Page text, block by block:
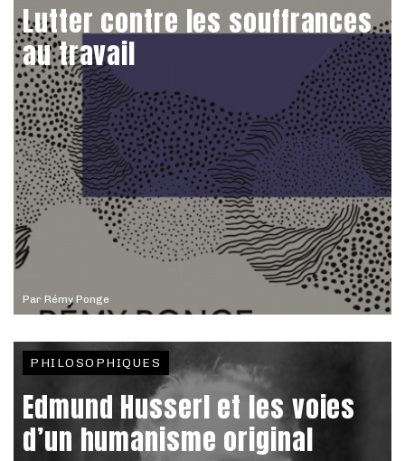
Par Rémy Ponge
Lutter contre les souffrances
au travail
PHILOSOPHIQUES
Edmund Husserl et les voies
d’un humanisme original